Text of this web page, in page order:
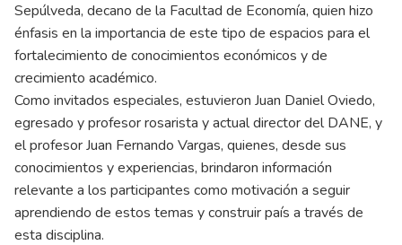
Sepúlveda, decano de la Facultad de Economía, quien hizo
énfasis en la importancia de este tipo de espacios para el
fortalecimiento de conocimientos económicos y de
crecimiento académico.
Como invitados especiales, estuvieron Juan Daniel Oviedo,
egresado y profesor rosarista y actual director del DANE, y
el profesor Juan Fernando Vargas, quienes, desde sus
conocimientos y experiencias, brindaron información
relevante a los participantes como motivación a seguir
aprendiendo de estos temas y construir país a través de
esta disciplina.